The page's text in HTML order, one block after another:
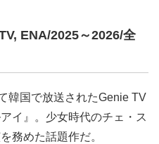
ENA/2025～2026/全
韓国で放送されたGenie TV
イ』。少女時代のチェ・ス
務めた話題作だ。